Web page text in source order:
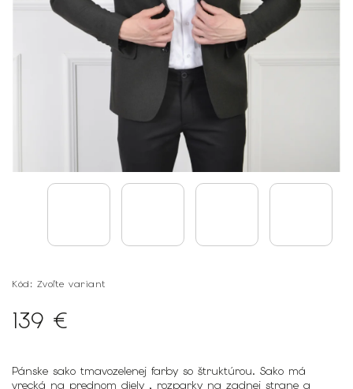
Kód: Zvoľte variant
139 €
Pánske sako tmavozelenej farby so štruktúrou. Sako má
vrecká na prednom diely , rozparky na zadnej strane a